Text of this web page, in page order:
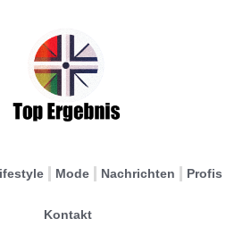
Mode Nachrichten Profis
Kontakt